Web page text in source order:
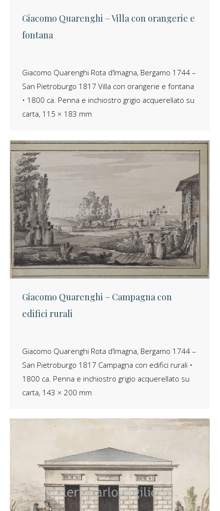
Giacomo Quarenghi – Villa con orangerie e
fontana
Giacomo Quarenghi Rota d’Imagna, Bergamo 1744 –
San Pietroburgo 1817 Villa con orangerie e fontana
• 1800 ca. Penna e inchiostro grigio acquerellato su
carta, 115 × 183 mm
Giacomo Quarenghi – Campagna con
edifici rurali
Giacomo Quarenghi Rota d’Imagna, Bergamo 1744 –
San Pietroburgo 1817 Campagna con edifici rurali •
1800 ca. Penna e inchiostro grigio acquerellato su
carta, 143 × 200 mm